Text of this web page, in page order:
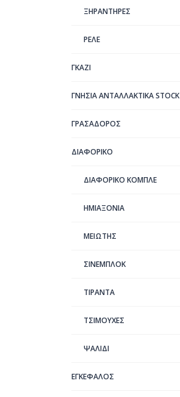
ΞΗΡΑΝΤΗΡΕΣ
ΡΕΛΕ
ΓΚΑΖΙ
ΓΝΗΣΙΑ ΑΝΤΑΛΛΑΚΤΙΚΑ STOCK
ΓΡΑΣΑΔΟΡΟΣ
ΔΙΑΦΟΡΙΚΟ
ΔΙΑΦΟΡΙΚΟ ΚΟΜΠΛΕ
ΗΜΙΑΞΟΝΙΑ
ΜΕΙΩΤΗΣ
ΣΙΝΕΜΠΛΟΚ
ΤΙΡΑΝΤΑ
ΤΣΙΜΟΥΧΕΣ
ΨΑΛΙΔΙ
ΕΓΚΕΦΑΛΟΣ